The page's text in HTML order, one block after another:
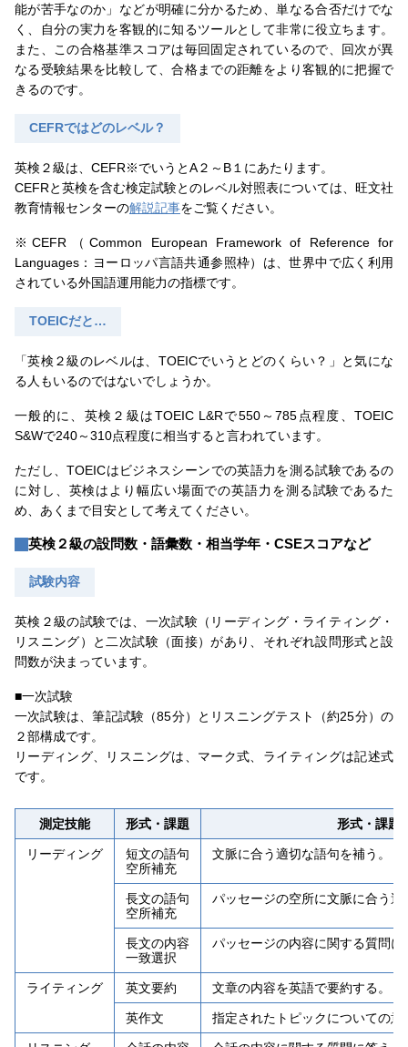
能が苦手なのか」などが明確に分かるため、単なる合否だけでな
く、自分の実力を客観的に知るツールとして非常に役立ちます。
また、この合格基準スコアは毎回固定されているので、回次が異
なる受験結果を比較して、合格までの距離をより客観的に把握で
きるのです。
CEFRではどのレベル？
英検２級は、CEFR※でいうとA２～B１にあたります。
CEFRと英検を含む検定試験とのレベル対照表については、旺文社
教育情報センターの解説記事をご覧ください。
※CEFR（Common European Framework of Reference for
Languages：ヨーロッパ言語共通参照枠）は、世界中で広く利用
されている外国語運用能力の指標です。
TOEICだと…
「英検２級のレベルは、TOEICでいうとどのくらい？」と気にな
る人もいるのではないでしょうか。
一般的に、英検２級はTOEIC L&Rで550～785点程度、TOEIC
S&Wで240～310点程度に相当すると言われています。
ただし、TOEICはビジネスシーンでの英語力を測る試験であるの
に対し、英検はより幅広い場面での英語力を測る試験であるた
め、あくまで目安として考えてください。
英検２級の設問数・語彙数・相当学年・CSEスコアなど
試験内容
英検２級の試験では、⼀次試験（リーディング・ライティング・
リスニング）と⼆次試験（⾯接）があり、それぞれ設問形式と設
問数が決まっています。
■一次試験
一次試験は、筆記試験（85分）とリスニングテスト（約25分）の
２部構成です。
リーディング、リスニングは、マーク式、ライティングは記述式
です。
測定技能 形式・課題 形式・課題
リーディング
短文の語句
空所補充
文脈に合う適切な語句を補う。
長文の語句
空所補充
パッセージの空所に文脈に合う適
長文の内容
一致選択
パッセージの内容に関する質問に
ライティング 英文要約 文章の内容を英語で要約する。
英作文 指定されたトピックについての